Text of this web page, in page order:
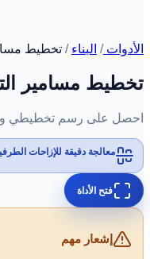
الأدوات/ البناء / تخطيط
تخطيط مسامير
احصل على رسم تخطيطي
معالجة دقيقة للإزاحات
فتح الأداة
إشعار مهم